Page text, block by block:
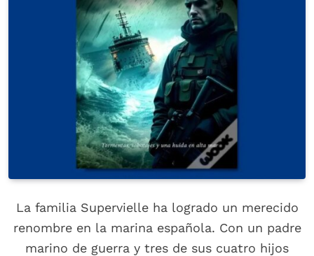
La familia Supervielle ha logrado un merecido
renombre en la marina española. Con un padre
marino de guerra y tres de sus cuatro hijos